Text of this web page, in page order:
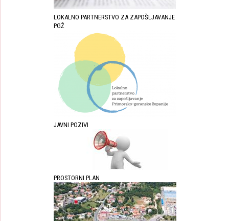
LOKALNO PARTNERSTVO ZA ZAPOŠLJAVANJE
PGŽ
JAVNI POZIVI
PROSTORNI PLAN